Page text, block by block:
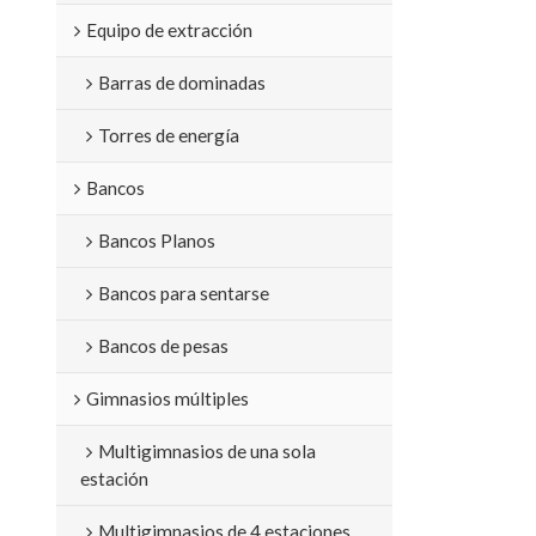
Equipo de extracción
Barras de dominadas
Torres de energía
Bancos
Bancos Planos
Bancos para sentarse
Bancos de pesas
Gimnasios múltiples
Multigimnasios de una sola
estación
Multigimnasios de 4 estaciones